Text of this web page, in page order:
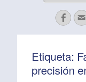
Etiqueta:
precisión